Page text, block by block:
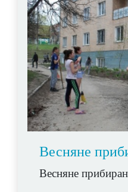
Весняне
Весняне